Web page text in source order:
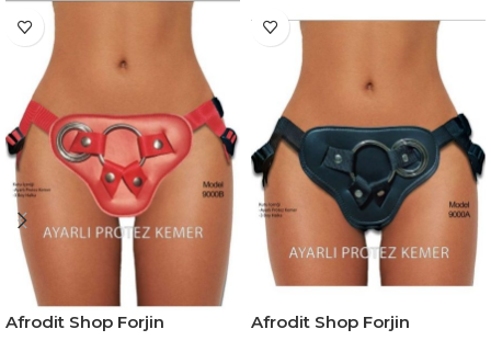
Afrodit Shop Forjin
Afrodit Shop Forjin